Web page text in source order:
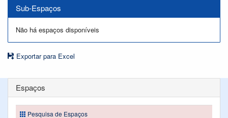
Sub-Espaços
Não há espaços disponíveis
Exportar para Excel
Espaços
Pesquisa de Espaços